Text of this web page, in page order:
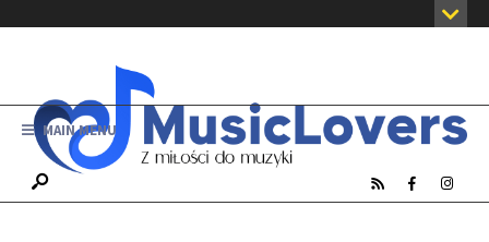
MAIN MENU